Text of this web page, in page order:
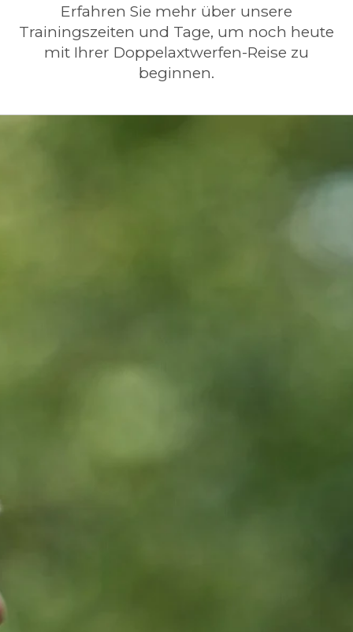
Erfahren Sie mehr über unsere
Trainingszeiten und Tage, um noch heute
mit Ihrer Doppelaxtwerfen-Reise zu
beginnen.